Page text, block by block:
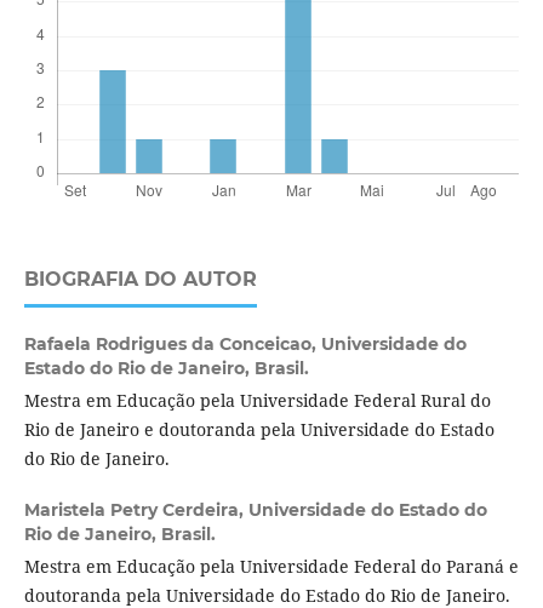
BIOGRAFIA DO AUTOR
Rafaela Rodrigues da Conceicao, Universidade do
Estado do Rio de Janeiro, Brasil.
Mestra em Educação pela Universidade Federal Rural do
Rio de Janeiro e doutoranda pela Universidade do Estado
do Rio de Janeiro.
Maristela Petry Cerdeira, Universidade do Estado do
Rio de Janeiro, Brasil.
Mestra em Educação pela Universidade Federal do Paraná e
doutoranda pela Universidade do Estado do Rio de Janeiro.